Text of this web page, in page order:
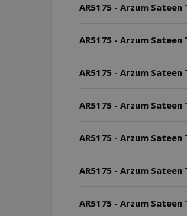
AR5175 - Arzum Sateen
AR5175 - Arzum Sateen
AR5175 - Arzum Sateen
AR5175 - Arzum Sateen
AR5175 - Arzum Sateen
AR5175 - Arzum Sateen
AR5175 - Arzum